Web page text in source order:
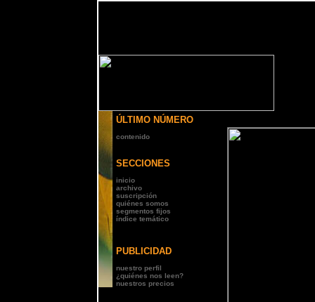
ÚLTIMO NÚMERO
contenido
SECCIONES
inicio
archivo
suscripción
quiénes somos
segmentos fijos
índice temático
PUBLICIDAD
nuestro perfil
¿quiénes nos leen?
nuestros precios